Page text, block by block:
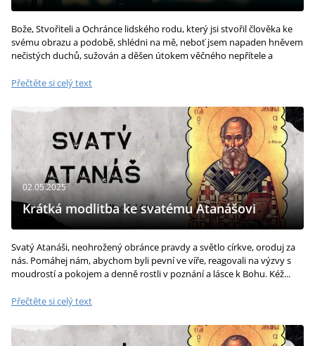
Bože, Stvořiteli a Ochránce lidského rodu, který jsi stvořil člověka ke
svému obrazu a podobě, shlédni na mě, neboť jsem napaden hněvem
nečistých duchů, sužován a děšen útokem věčného nepřítele a
Přečtěte si celý text
02.05.2025
Krátká modlitba ke svatému Atanášovi
Svatý Atanáši, neohrožený obránce pravdy a světlo církve, oroduj za
nás. Pomáhej nám, abychom byli pevní ve víře, reagovali na výzvy s
moudrostí a pokojem a denně rostli v poznání a lásce k Bohu. Kéž...
Přečtěte si celý text